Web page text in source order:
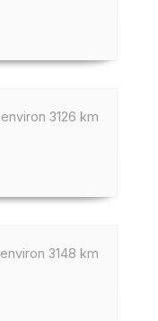
environ 3126 km
environ 3148 km